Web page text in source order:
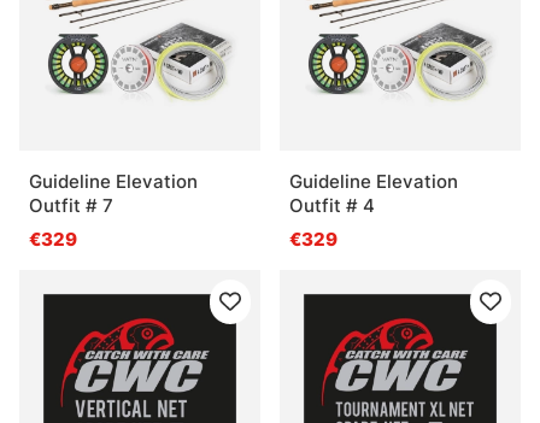
Guideline Elevation
Outfit # 7
€329
Guideline Elevation
Outfit # 4
€329